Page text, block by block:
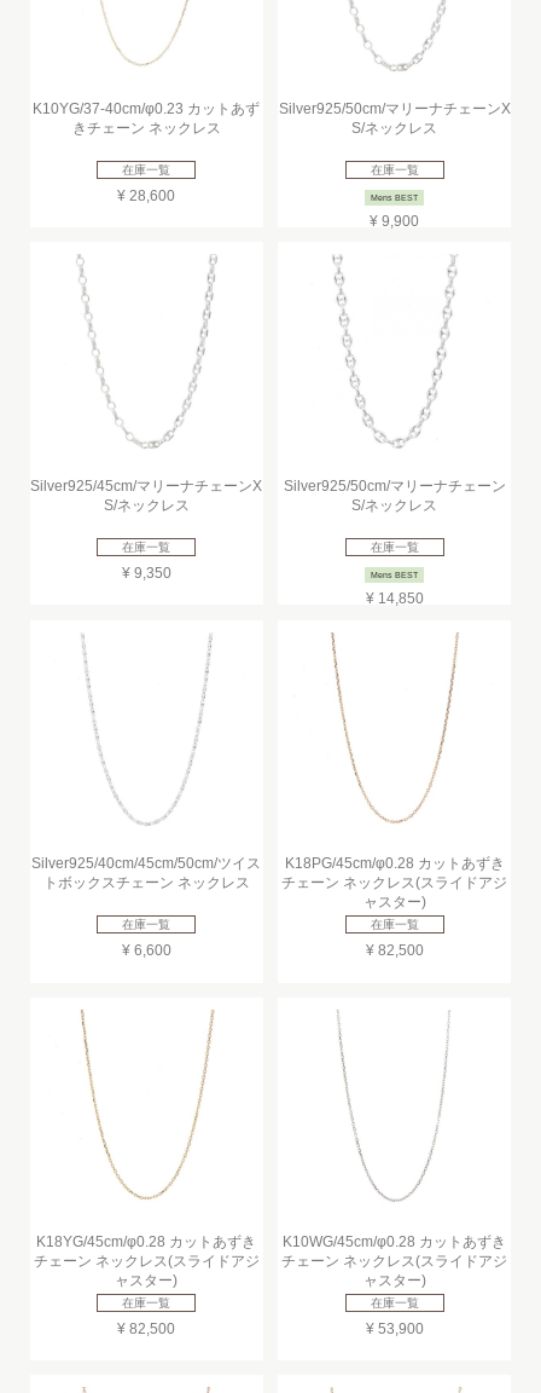
K10YG/37-40cm/φ0.23 カットあず
きチェーン ネックレス
在庫一覧
¥ 28,600
Silver925/50cm/マリーナチェーンX
S/ネックレス
在庫一覧
Mens BEST
¥ 9,900
Silver925/45cm/マリーナチェーンX
S/ネックレス
在庫一覧
¥ 9,350
Silver925/50cm/マリーナチェーン
S/ネックレス
在庫一覧
Mens BEST
¥ 14,850
Silver925/40cm/45cm/50cm/ツイス
トボックスチェーン ネックレス
在庫一覧
¥ 6,600
K18PG/45cm/φ0.28 カットあずき
チェーン ネックレス(スライドアジ
ャスター)
在庫一覧
¥ 82,500
K18YG/45cm/φ0.28 カットあずき
チェーン ネックレス(スライドアジ
ャスター)
在庫一覧
¥ 82,500
K10WG/45cm/φ0.28 カットあずき
チェーン ネックレス(スライドアジ
ャスター)
在庫一覧
¥ 53,900